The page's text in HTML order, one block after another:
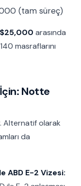
(tam süreç)
arasında
masraflarını
İçin: Notte
Alternatif olarak
da
ABD E-2 Vizesi: